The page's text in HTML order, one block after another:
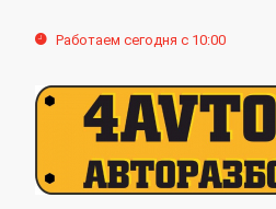
Работаем сегодня с 10:00